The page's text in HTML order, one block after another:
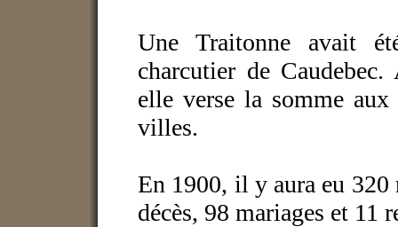
Une Traitonne avait
charcutier de
elle verse la somme aux
villes.
En 1900, il y aura eu 320
décès, 98 mariages et 11